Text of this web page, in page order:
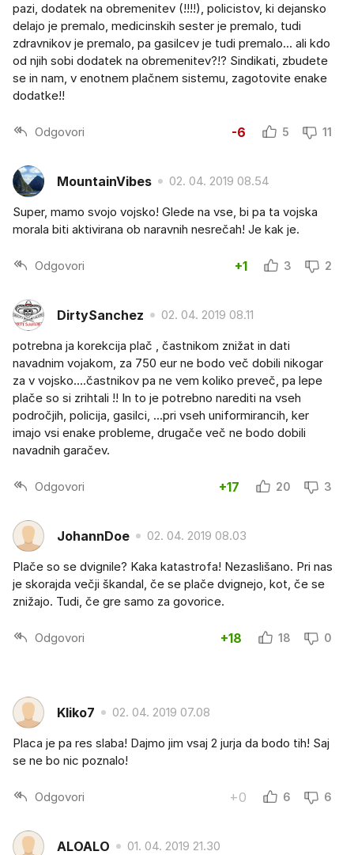
pazi, dodatek na obremenitev (!!!!), policistov, ki dejansko
delajo je premalo, medicinskih sester je premalo, tudi
zdravnikov je premalo, pa gasilcev je tudi premalo... ali kdo
od njih sobi dodatek na obremenitev?!? Sindikati, zbudete
se in nam, v enotnem plačnem sistemu, zagotovite enake
dodatke!!
Odgovori -6 5 11
MountainVibes 02. 04. 2019 08.54
Super, mamo svojo vojsko! Glede na vse, bi pa ta vojska
morala biti aktivirana ob naravnih nesrečah! Je kak je.
Odgovori +1 3 2
DirtySanchez 02. 04. 2019 08.11
potrebna ja korekcija plač , častnikom znižat in dati
navadnim vojakom, za 750 eur ne bodo več dobili nikogar
za v vojsko....častnikov pa ne vem koliko preveč, pa lepe
plače so si zrihtali !! In to je potrebno narediti na vseh
področjih, policija, gasilci, ...pri vseh uniformirancih, ker
imajo vsi enake probleme, drugače več ne bodo dobili
navadnih garačev.
Odgovori +17 20 3
JohannDoe 02. 04. 2019 08.03
Plače so se dvignile? Kaka katastrofa! Nezaslišano. Pri nas
je skorajda večji škandal, če se plače dvignejo, kot, če se
znižajo. Tudi, če gre samo za govorice.
Odgovori +18 18 0
Kliko7 02. 04. 2019 07.08
Placa je pa res slaba! Dajmo jim vsaj 2 jurja da bodo tih! Saj
se ne bo nic poznalo!
Odgovori +0 6 6
ALOALO 01. 04. 2019 21.30